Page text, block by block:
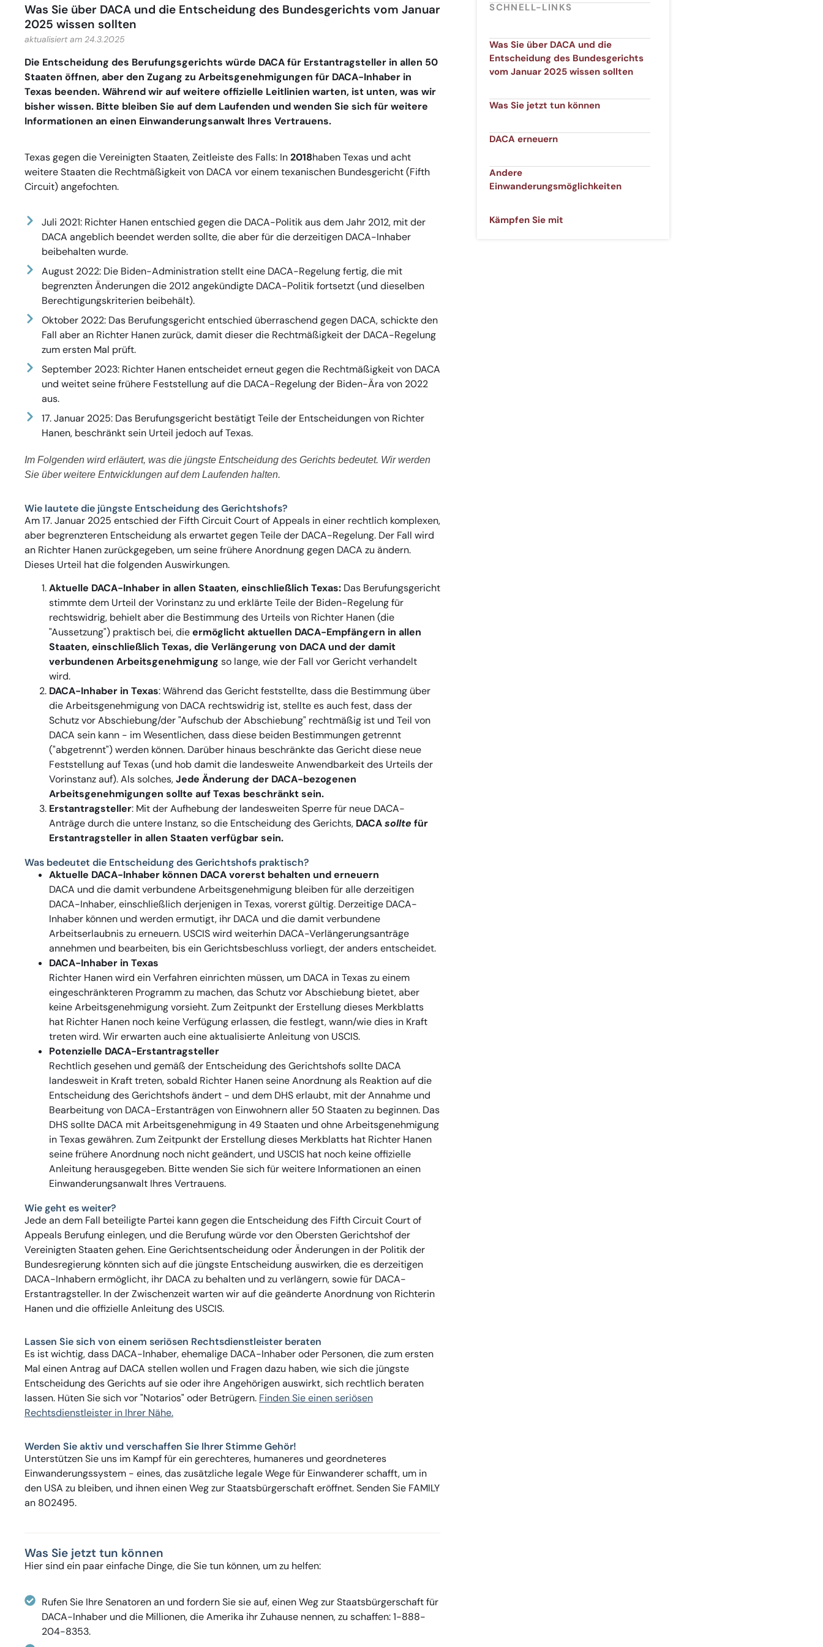
Was Sie über DACA und die Entscheidung des Bundesgerichts vom Januar
2025 wissen sollten
aktualisiert am 24.3.2025
Die Entscheidung des Berufungsgerichts würde DACA für Erstantragsteller in allen 50
Staaten öffnen, aber den Zugang zu Arbeitsgenehmigungen für DACA-Inhaber in
Texas beenden. Während wir auf weitere offizielle Leitlinien warten, ist unten, was wir
bisher wissen. Bitte bleiben Sie auf dem Laufenden und wenden Sie sich für weitere
Informationen an einen Einwanderungsanwalt Ihres Vertrauens.
Texas gegen die Vereinigten Staaten, Zeitleiste des Falls: In2018haben Texas und acht
weitere Staaten die Rechtmäßigkeit von DACA vor einem texanischen Bundesgericht (Fifth
Circuit) angefochten.
Juli 2021: Richter Hanen entschied gegen die DACA-Politik aus dem Jahr 2012, mit der
DACA angeblich beendet werden sollte, die aber für die derzeitigen DACA-Inhaber
beibehalten wurde.
August 2022: Die Biden-Administration stellt eine DACA-Regelung fertig, die mit
begrenzten Änderungen die 2012 angekündigte DACA-Politik fortsetzt (und dieselben
Berechtigungskriterien beibehält).
Oktober 2022: Das Berufungsgericht entschied überraschend gegen DACA, schickte den
Fall aber an Richter Hanen zurück, damit dieser die Rechtmäßigkeit der DACA-Regelung
zum ersten Mal prüft.
September 2023: Richter Hanen entscheidet erneut gegen die Rechtmäßigkeit von DACA
und weitet seine frühere Feststellung auf die DACA-Regelung der Biden-Ära von 2022
aus.
17. Januar 2025: Das Berufungsgericht bestätigt Teile der Entscheidungen von Richter
Hanen, beschränkt sein Urteil jedoch auf Texas.
Im Folgenden wird erläutert, was die jüngste Entscheidung des Gerichts bedeutet. Wir werden
Sie über weitere Entwicklungen auf dem Laufenden halten.
Wie lautete die jüngste Entscheidung des Gerichtshofs?
Am 17. Januar 2025 entschied der Fifth Circuit Court of Appeals in einer rechtlich komplexen,
aber begrenzteren Entscheidung als erwartet gegen Teile der DACA-Regelung. Der Fall wird
an Richter Hanen zurückgegeben, um seine frühere Anordnung gegen DACA zu ändern.
Dieses Urteil hat die folgenden Auswirkungen.
Aktuelle DACA-Inhaber in allen Staaten, einschließlich Texas: Das Berufungsgericht
stimmte dem Urteil der Vorinstanz zu und erklärte Teile der Biden-Regelung für
rechtswidrig, behielt aber die Bestimmung des Urteils von Richter Hanen (die
"Aussetzung") praktisch bei, dieermöglicht aktuellen DACA-Empfängern in allen
Staaten, einschließlich Texas, die Verlängerung von DACA und der damit
verbundenen Arbeitsgenehmigung so lange, wie der Fall vor Gericht verhandelt
wird.
DACA-Inhaber in Texas: Während das Gericht feststellte, dass die Bestimmung über
die Arbeitsgenehmigung von DACA rechtswidrig ist, stellte es auch fest, dass der
Schutz vor Abschiebung/der "Aufschub der Abschiebung" rechtmäßig ist und Teil von
DACA sein kann - im Wesentlichen, dass diese beiden Bestimmungen getrennt
("abgetrennt") werden können. Darüber hinaus beschränkte das Gericht diese neue
Feststellung auf Texas (und hob damit die landesweite Anwendbarkeit des Urteils der
Vorinstanz auf). Als solches,Jede Änderung der DACA-bezogenen
Arbeitsgenehmigungen sollte auf Texas beschränkt sein.
Erstantragsteller: Mit der Aufhebung der landesweiten Sperre für neue DACA-
Anträge durch die untere Instanz, so die Entscheidung des Gerichts, DACAsollte für
Erstantragsteller in allen Staaten verfügbar sein.
Was bedeutet die Entscheidung des Gerichtshofs praktisch?
Aktuelle DACA-Inhaber können DACA vorerst behalten und erneuern
DACA und die damit verbundene Arbeitsgenehmigung bleiben für alle derzeitigen
DACA-Inhaber, einschließlich derjenigen in Texas, vorerst gültig. Derzeitige DACA-
Inhaber können und werden ermutigt, ihr DACA und die damit verbundene
Arbeitserlaubnis zu erneuern. USCIS wird weiterhin DACA-Verlängerungsanträge
annehmen und bearbeiten, bis ein Gerichtsbeschluss vorliegt, der anders entscheidet.
DACA-Inhaber in Texas
Richter Hanen wird ein Verfahren einrichten müssen, um DACA in Texas zu einem
eingeschränkteren Programm zu machen, das Schutz vor Abschiebung bietet, aber
keine Arbeitsgenehmigung vorsieht. Zum Zeitpunkt der Erstellung dieses Merkblatts
hat Richter Hanen noch keine Verfügung erlassen, die festlegt, wann/wie dies in Kraft
treten wird. Wir erwarten auch eine aktualisierte Anleitung von USCIS.
Potenzielle DACA-Erstantragsteller
Rechtlich gesehen und gemäß der Entscheidung des Gerichtshofs sollte DACA
landesweit in Kraft treten, sobald Richter Hanen seine Anordnung als Reaktion auf die
Entscheidung des Gerichtshofs ändert - und dem DHS erlaubt, mit der Annahme und
Bearbeitung von DACA-Erstanträgen von Einwohnern aller 50 Staaten zu beginnen. Das
DHS sollte DACA mit Arbeitsgenehmigung in 49 Staaten und ohne Arbeitsgenehmigung
in Texas gewähren. Zum Zeitpunkt der Erstellung dieses Merkblatts hat Richter Hanen
seine frühere Anordnung noch nicht geändert, und USCIS hat noch keine offizielle
Anleitung herausgegeben. Bitte wenden Sie sich für weitere Informationen an einen
Einwanderungsanwalt Ihres Vertrauens.
Wie geht es weiter?
Jede an dem Fall beteiligte Partei kann gegen die Entscheidung des Fifth Circuit Court of
Appeals Berufung einlegen, und die Berufung würde vor den Obersten Gerichtshof der
Vereinigten Staaten gehen. Eine Gerichtsentscheidung oder Änderungen in der Politik der
Bundesregierung könnten sich auf die jüngste Entscheidung auswirken, die es derzeitigen
DACA-Inhabern ermöglicht, ihr DACA zu behalten und zu verlängern, sowie für DACA-
Erstantragsteller. In der Zwischenzeit warten wir auf die geänderte Anordnung von Richterin
Hanen und die offizielle Anleitung des USCIS.
Lassen Sie sich von einem seriösen Rechtsdienstleister beraten
Es ist wichtig, dass DACA-Inhaber, ehemalige DACA-Inhaber oder Personen, die zum ersten
Mal einen Antrag auf DACA stellen wollen und Fragen dazu haben, wie sich die jüngste
Entscheidung des Gerichts auf sie oder ihre Angehörigen auswirkt, sich rechtlich beraten
lassen. Hüten Sie sich vor "Notarios" oder Betrügern. Finden Sie einen seriösen
Rechtsdienstleister in Ihrer Nähe.
Werden Sie aktiv und verschaffen Sie Ihrer Stimme Gehör!
Unterstützen Sie uns im Kampf für ein gerechteres, humaneres und geordneteres
Einwanderungssystem - eines, das zusätzliche legale Wege für Einwanderer schafft, um in
den USA zu bleiben, und ihnen einen Weg zur Staatsbürgerschaft eröffnet. Senden Sie FAMILY
an 802495.
Was Sie jetzt tun können
Hier sind ein paar einfache Dinge, die Sie tun können, um zu helfen:
Rufen Sie Ihre Senatoren an und fordern Sie sie auf, einen Weg zur Staatsbürgerschaft für
DACA-Inhaber und die Millionen, die Amerika ihr Zuhause nennen, zu schaffen: 1-888-
204-8353.
SCHNELL-LINKS
Was Sie über DACA und die
Entscheidung des Bundesgerichts
vom Januar 2025 wissen sollten
Was Sie jetzt tun können
DACA erneuern
Andere
Einwanderungsmöglichkeiten
Kämpfen Sie mit